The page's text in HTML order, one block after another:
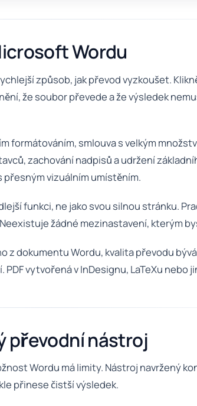
Wordu
způsob, jak převod vyzkoušet.
že soubor převede a že výsledek
formátováním, smlouva s velkým
zachování nadpisů a udržení
přesným vizuálním umístěním.
funkci, ne jako svou silnou stránku.
žádné mezinastavení, kterým
z dokumentu Wordu, kvalita převodu
vytvořená v InDesignu, LaTeXu nebo
převodní nástroj
Wordu má limity. Nástroj navržený
přinese čistší výsledek.